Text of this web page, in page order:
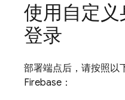
使用自定
登录
部署端点后，请按照以
Firebase：